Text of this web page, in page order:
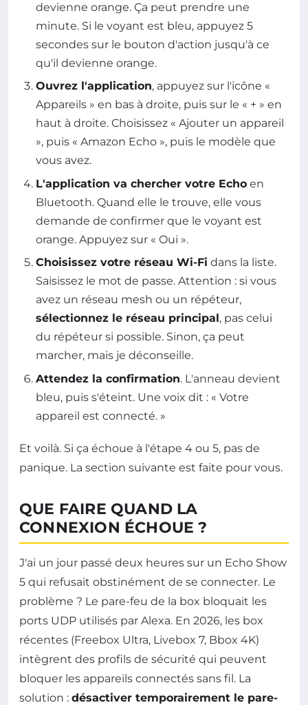
devienne orange. Ça peut prendre une
minute. Si le voyant est bleu, appuyez 5
secondes sur le bouton d'action jusqu'à ce
qu'il devienne orange.
Ouvrez l'application, appuyez sur l'icône «
Appareils » en bas à droite, puis sur le « + » en
haut à droite. Choisissez « Ajouter un appareil
», puis « Amazon Echo », puis le modèle que
vous avez.
L'application va chercher votre Echo en
Bluetooth. Quand elle le trouve, elle vous
demande de confirmer que le voyant est
orange. Appuyez sur « Oui ».
Choisissez votre réseau Wi-Fi dans la liste.
Saisissez le mot de passe. Attention : si vous
avez un réseau mesh ou un répéteur,
sélectionnez le réseau principal, pas celui
du répéteur si possible. Sinon, ça peut
marcher, mais je déconseille.
Attendez la confirmation. L'anneau devient
bleu, puis s'éteint. Une voix dit : « Votre
appareil est connecté. »
Et voilà. Si ça échoue à l'étape 4 ou 5, pas de
panique. La section suivante est faite pour vous.
QUE FAIRE QUAND LA
CONNEXION ÉCHOUE ?
J'ai un jour passé deux heures sur un Echo Show
5 qui refusait obstinément de se connecter. Le
problème ? Le pare-feu de la box bloquait les
ports UDP utilisés par Alexa. En 2026, les box
récentes (Freebox Ultra, Livebox 7, Bbox 4K)
intègrent des profils de sécurité qui peuvent
bloquer les appareils connectés sans fil. La
solution : désactiver temporairement le pare-